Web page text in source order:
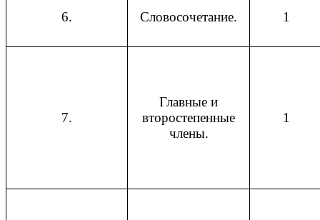
6. Словосочетание. 1
7.
Главные и
второстепенные
члены.
1